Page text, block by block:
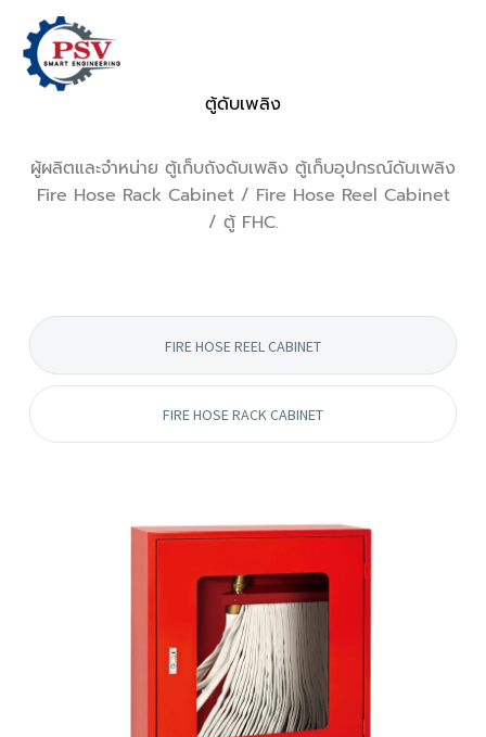
ตู้ดับเพลิง
ผู้ผลิตและจำหน่าย ตู้เก็บถังดับเพลิง ตู้เก็บอุปกรณ์ดับเพลิง
Fire Hose Rack Cabinet / Fire Hose Reel Cabinet
/ ตู้ FHC.
FIRE HOSE REEL CABINET
FIRE HOSE RACK CABINET